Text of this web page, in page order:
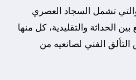
تشمل السجاد العصري
الحداثة والتقليدية، كل منها
الفني لصانعيه من